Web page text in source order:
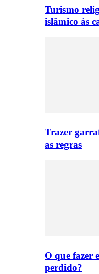
Turismo
islâmico às
Trazer
as regras
O que fazer
perdido?